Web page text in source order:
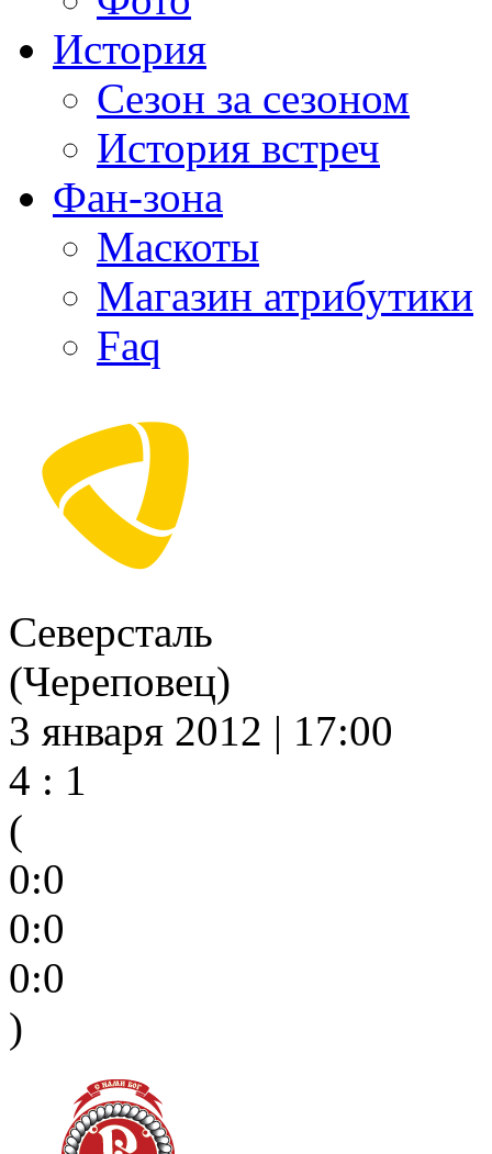
История
Сезон за сезоном
История встреч
Фан-зона
Маскоты
Магазин атрибутики
Faq
Северсталь
(Череповец)
3 января 2012 | 17:00
4 : 1
(
0:0
0:0
0:0
)